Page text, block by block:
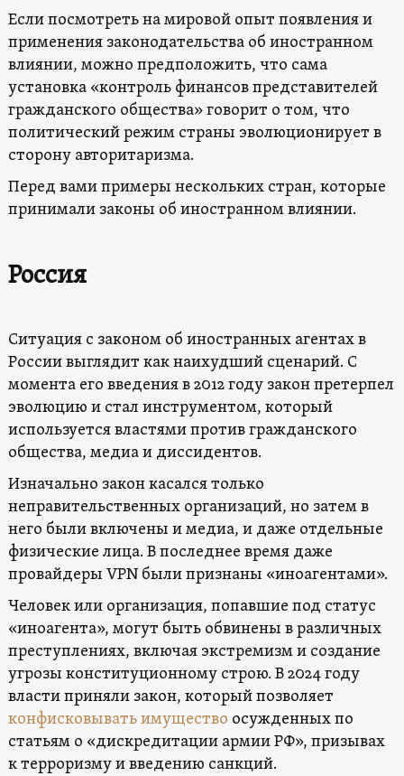
Если посмотреть на мировой опыт появления и
применения законодательства об иностранном
влиянии, можно предположить, что сама
установка «контроль финансов представителей
гражданского общества» говорит о том, что
политический режим страны эволюционирует в
сторону авторитаризма.
Перед вами примеры нескольких стран, которые
принимали законы об иностранном влиянии.
Россия
Ситуация с законом об иностранных агентах в
России выглядит как наихудший сценарий. С
момента его введения в 2012 году закон претерпел
эволюцию и стал инструментом, который
используется властями против гражданского
общества, медиа и диссидентов.
Изначально закон касался только
неправительственных организаций, но затем в
него были включены и медиа, и даже отдельные
физические лица. В последнее время даже
провайдеры VPN были признаны «иноагентами».
Человек или организация, попавшие под статус
«иноагента», могут быть обвинены в различных
преступлениях, включая экстремизм и создание
угрозы конституционному строю. В 2024 году
власти приняли закон, который позволяет
конфисковывать имущество осужденных по
статьям о «дискредитации армии РФ», призывах
к терроризму и введению санкций.